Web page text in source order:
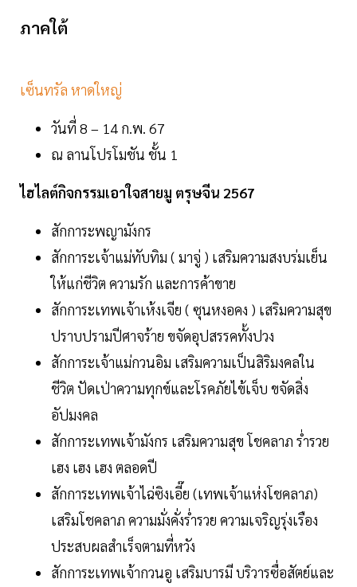
ภาคใต้
เซ็นทรัล หาดใหญ่
วันที่ 8 – 14 ก.พ. 67
ณ ลานโปรโมชัน ชั้น 1
ไฮไลต์กิจกรรมเอาใจสายมู ตรุษจีน 2567
สักการะพญามังกร
สักการะเจ้าแม่ทับทิม ( มาจู่ ) เสริมความสงบร่มเย็น
ให้แก่ชีวิต ความรัก และการค้าขาย
สักการะเทพเจ้าเห้งเจีย ( ซุนหงอคง ) เสริมความสุข
ปราบปรามปีศาจร้าย ขจัดอุปสรรคทั้งปวง
สักการะเจ้าแม่กวนอิม เสริมความเป็นสิริมงคลใน
ชีวิต ปัดเป่าความทุกข์และโรคภัยไข้เจ็บ ขจัดสิ่ง
อัปมงคล
สักการะเทพเจ้ามังกร เสริมความสุข โชคลาภ ร่ำรวย
เฮง เฮง เฮง ตลอดปี
สักการะเทพเจ้าไฉ่ซิงเอี๊ย (เทพเจ้าแห่งโชคลาภ)
เสริมโชคลาภ ความมั่งคั่งร่ำรวย ความเจริญรุ่งเรือง
ประสบผลสำเร็จตามที่หวัง
สักการะเทพเจ้ากวนอู เสริมบารมี บริวารซื่อสัตย์และ